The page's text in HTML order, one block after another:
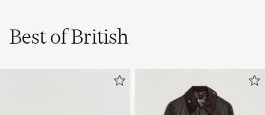
Best of British